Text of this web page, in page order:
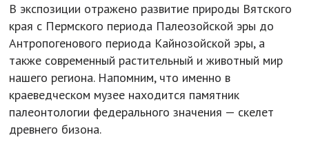
В экспозиции отражено развитие природы Вятского
края с Пермского периода Палеозойской эры до
Антропогенового периода Кайнозойской эры, а
также современный растительный и животный мир
нашего региона. Напомним, что именно в
краеведческом музее находится памятник
палеонтологии федерального значения — скелет
древнего бизона.